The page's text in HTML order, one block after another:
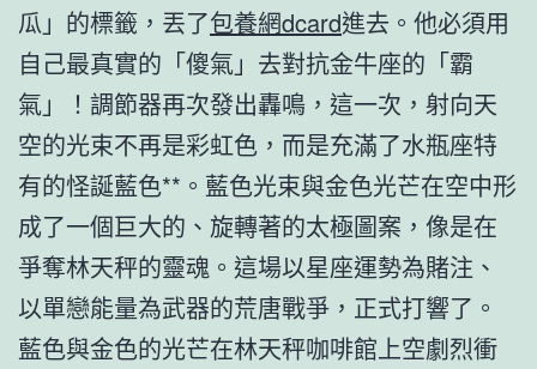
瓜」的標籤，丟了包養網dcard進去。他必須用
自己最真實的「傻氣」去對抗金牛座的「霸
氣」！調節器再次發出轟鳴，這一次，射向天
空的光束不再是彩虹色，而是充滿了水瓶座特
有的怪誕藍色**。藍色光束與金色光芒在空中形
成了一個巨大的、旋轉著的太極圖案，像是在
爭奪林天秤的靈魂。這場以星座運勢為賭注、
以單戀能量為武器的荒唐戰爭，正式打響了。
藍色與金色的光芒在林天秤咖啡館上空劇烈衝